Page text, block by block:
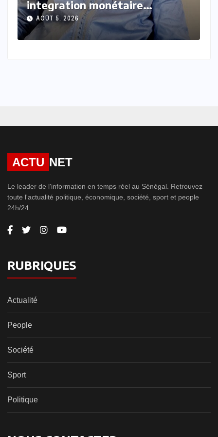
debout face aux vents
contraires
AOÛT 4, 2026
ACTU NET
Le leader de l'information en temps réel au Sénégal. Retrouvez
toute l'actualité politique, économique, société, sport et people
24h/24.
RUBRIQUES
Actualité
People
Société
Sport
Politique